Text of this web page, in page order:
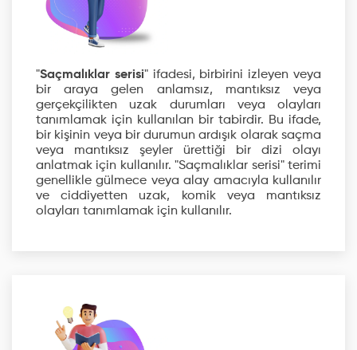
"Saçmalıklar serisi" ifadesi, birbirini izleyen veya
bir araya gelen anlamsız, mantıksız veya
gerçekçilikten uzak durumları veya olayları
tanımlamak için kullanılan bir tabirdir. Bu ifade,
bir kişinin veya bir durumun ardışık olarak saçma
veya mantıksız şeyler ürettiği bir dizi olayı
anlatmak için kullanılır. "Saçmalıklar serisi" terimi
genellikle gülmece veya alay amacıyla kullanılır
ve ciddiyetten uzak, komik veya mantıksız
olayları tanımlamak için kullanılır.